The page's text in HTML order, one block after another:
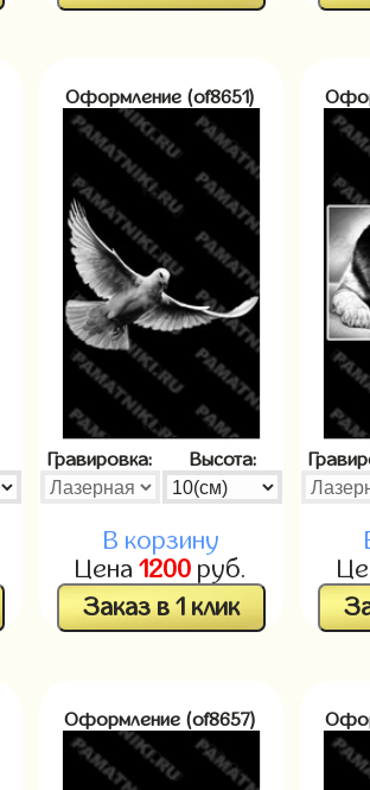
Оформление (of8651)
Гравировка: Высота:
В корзину
Цена1200 руб.
Заказ в 1 клик
Оформление (of8657)